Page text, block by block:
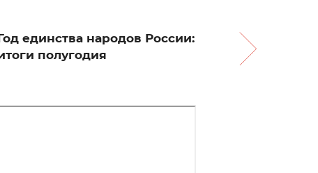
Год единства народов России:
полугодия